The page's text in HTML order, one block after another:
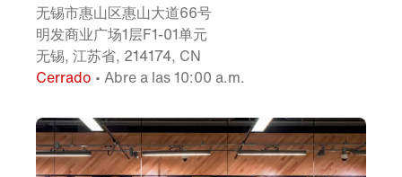
无锡市惠山区惠山大道66号
明发商业广场1层F1-01单元
无锡, 江苏省, 214174, CN
Cerrado • Abre a las 10:00 a.m.